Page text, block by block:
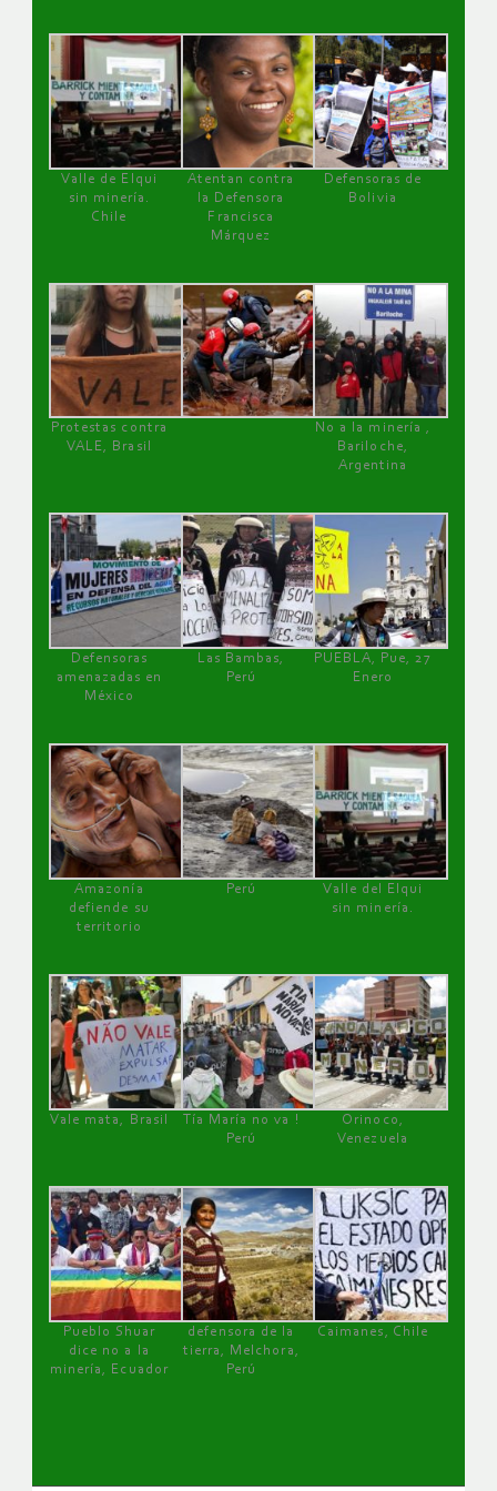
Valle de Elqui
sin minería.
Chile
Atentan contra
la Defensora
Francisca
Márquez
Defensoras de
Bolivia
Protestas contra
VALE, Brasil
No a la minería ,
Bariloche,
Argentina
Defensoras
amenazadas en
México
Las Bambas,
Perú
PUEBLA, Pue, 27
Enero
Amazonía
defiende su
territorio
Perú
Valle del Elqui
sin minería.
Vale mata, Brasil
Tía María no va !
Perú
Orinoco,
Venezuela
Pueblo Shuar
dice no a la
minería, Ecuador
defensora de la
tierra, Melchora,
Perú
Caimanes, Chile